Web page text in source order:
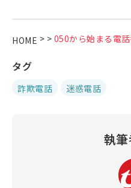
HOME > > 050から始まる電話番号と
タグ
詐欺電話 迷惑電話
執